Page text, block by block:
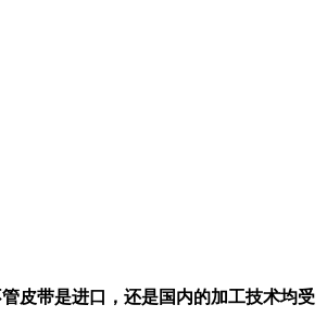
皮带是进口，还是国内的加工技术均受